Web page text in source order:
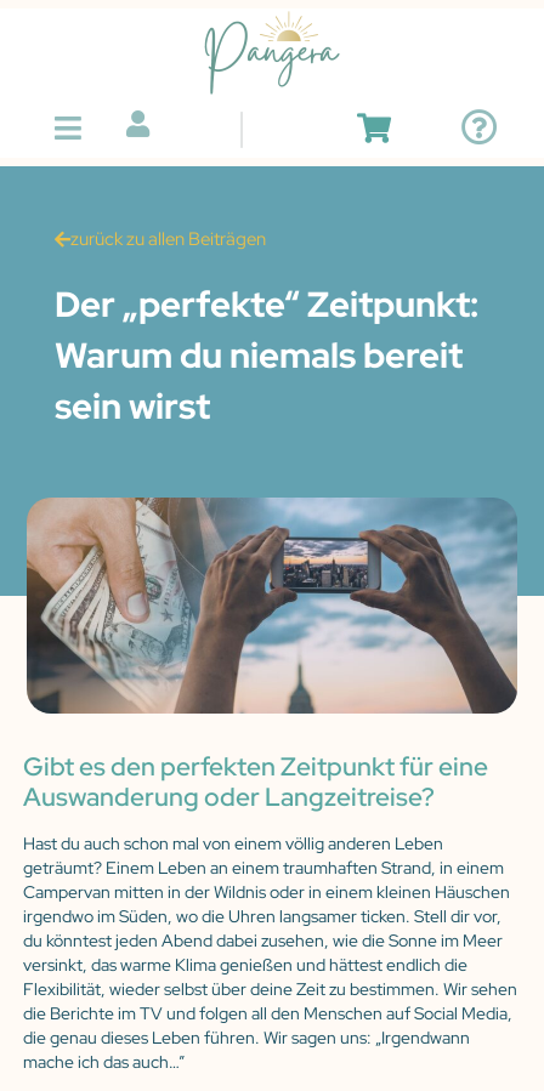
zurück zu allen Beiträgen
Der „perfekte“ Zeitpunkt:
Warum du niemals bereit
sein wirst
Gibt es den perfekten Zeitpunkt für eine
Auswanderung oder Langzeitreise?
Hast du auch schon mal von einem völlig anderen Leben
geträumt? Einem Leben an einem traumhaften Strand, in einem
Campervan mitten in der Wildnis oder in einem kleinen Häuschen
irgendwo im Süden, wo die Uhren langsamer ticken. Stell dir vor,
du könntest jeden Abend dabei zusehen, wie die Sonne im Meer
versinkt, das warme Klima genießen und hättest endlich die
Flexibilität, wieder selbst über deine Zeit zu bestimmen. Wir sehen
die Berichte im TV und folgen all den Menschen auf Social Media,
die genau dieses Leben führen. Wir sagen uns: „Irgendwann
mache ich das auch…”